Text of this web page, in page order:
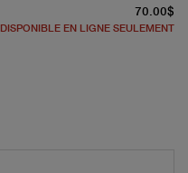
70.00$
DISPONIBLE EN LIGNE SEULEMENT